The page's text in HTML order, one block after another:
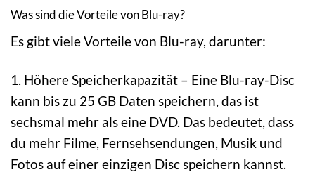
Was sind die Vorteile von Blu-ray?
Es gibt viele Vorteile von Blu-ray, darunter:
1. Höhere Speicherkapazität – Eine Blu-ray-Disc
kann bis zu 25 GB Daten speichern, das ist
sechsmal mehr als eine DVD. Das bedeutet, dass
du mehr Filme, Fernsehsendungen, Musik und
Fotos auf einer einzigen Disc speichern kannst.